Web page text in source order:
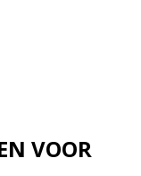
VOOR